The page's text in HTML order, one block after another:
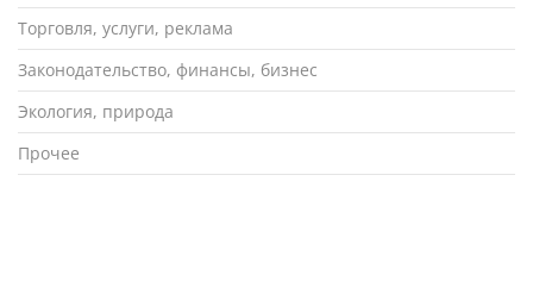
Торговля, услуги, реклама
Законодательство, финансы, бизнес
Экология, природа
Прочее